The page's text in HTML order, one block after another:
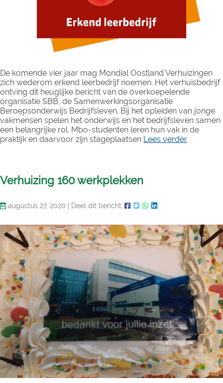
De komende vier jaar mag Mondial Oostland Verhuizingen
zich wederom erkend leerbedrijf noemen. Het verhuisbedrijf
ontving dit heuglijke bericht van de overkoepelende
organisatie SBB, de Samenwerkingsorganisatie
Beroepsonderwijs Bedrijfsleven. Bij het opleiden van jonge
vakmensen spelen het onderwijs en het bedrijfsleven samen
een belangrijke rol. Mbo-studenten leren hun vak in de
praktijk en daarvoor zijn stageplaatsen Lees verder
Verhuizing 160 werkplekken
augustus 27, 2020 Deel dit bericht: